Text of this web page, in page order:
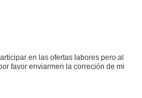
en las ofertas labores pero al
favor enviarmen la correción de mi